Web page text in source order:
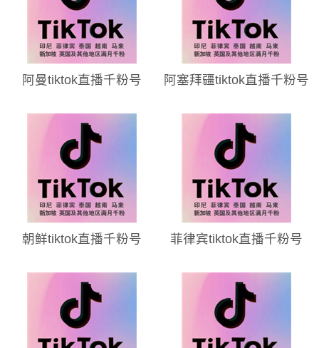
阿曼tiktok直播千粉号 阿塞拜疆tiktok直播千粉号
朝鲜tiktok直播千粉号 菲律宾tiktok直播千粉号